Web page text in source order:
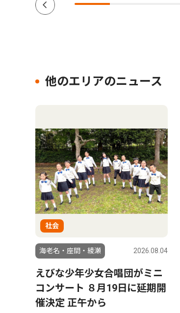
他のエリアのニュース
社会
海老名・座間・綾瀬 2026.08.04
えびな少年少女合唱団がミニ
コンサート ８月19日に延期開
催決定 正午から